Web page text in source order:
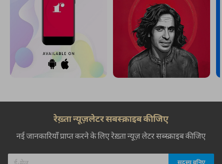
रेख़्ता न्यूज़लेटर सबस्क्राइब कीजिए
नई जानकारियाँ प्राप्त करने के लिए रेख़्ता न्यूज़ लेटर सब्स्क्राइब कीजिए